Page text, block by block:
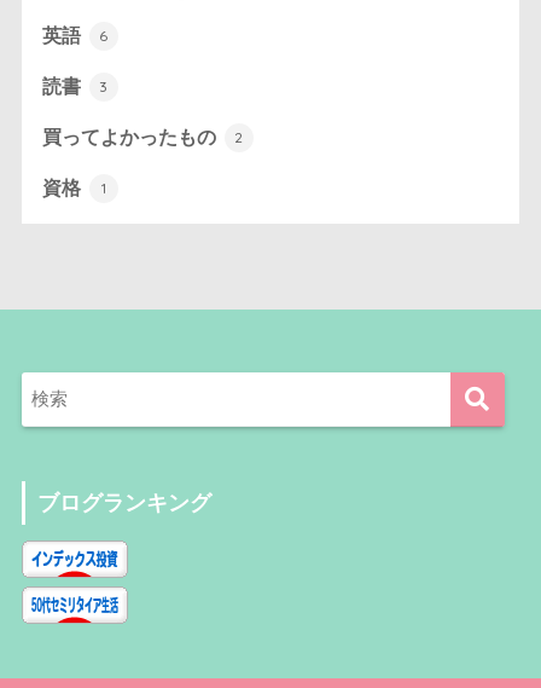
英語 6
読書 3
買ってよかったもの 2
資格 1
ブログランキング